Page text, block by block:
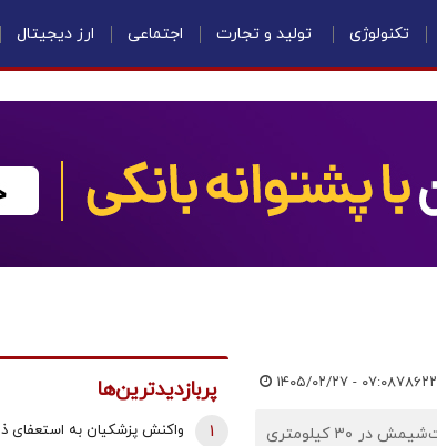
تکنولوژی تولید و تجارت اجتماعی ارز دیجیتال
۱۴۰۵/۰۲/۲۷ - ۰۷:۰۸
اقتصادنیوز: رسانه های صهیونیستی از وقوع انفجار بسیار بزرگ در یک شرکت صنایع رژیم اسرائیل در بیت‌شیمش در ۳۰ کیلومتری
پربازدیدترین‌ها
واکنش پزشکیان به استعفای
1